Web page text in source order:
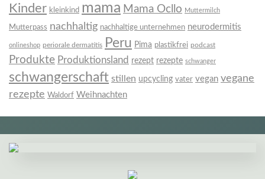
Kinder kleinkind mama Mama Ocllo Muttermilch
Mutterpass nachhaltig nachhaltige unternehmen neurodermitis
onlineshop periorale dermatitis Peru Pima plastikfrei podcast
Produkte Produktionsland rezept rezepte schwanger
schwangerschaft stillen upcycling vater vegan vegane
rezepte Waldorf Weihnachten